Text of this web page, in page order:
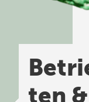
Standorte
Familyteam
ten